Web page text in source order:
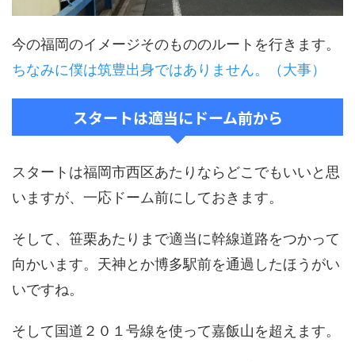
今の福岡のイメージそのもののルートを行きます。
ちなみに僕は筑豊出身ではありません。（大事）
スタートは適当にドーム前から
スタートは福岡市西区あたりならどこでもいいと思
いますが、一応ドーム前にしておきます。
そして、笹栗あたりまで適当に幹線道路をつかって
向かいます。天神とか博多駅前を通過したほうがい
いですね。
そして国道２０１号線を使って嘉飯山を超えます。